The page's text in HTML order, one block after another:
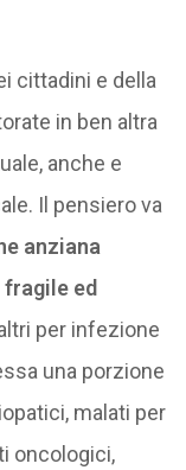
cittadini e della
in ben altra
anche e
Il pensiero va
anziana
ed
per infezione
una porzione
malati per
oncologici,